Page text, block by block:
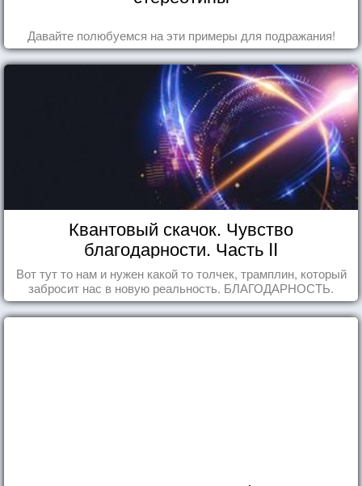
Давайте полюбуемся на эти примеры для подражания!
Квантовый скачок. Чувство
благодарности. Часть II
Вот тут то нам и нужен какой то толчек, трамплин, который
забросит нас в новую реальность. БЛАГОДАРНОСТЬ.